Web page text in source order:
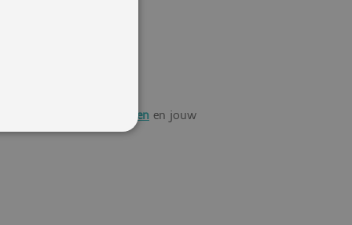
kwaliteitsvereisten en jouw